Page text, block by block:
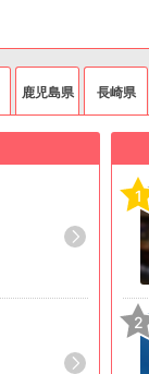
鹿児島県 長崎県
1
2